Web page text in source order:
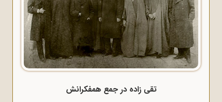
تقی زاده در جمع همفکرانش